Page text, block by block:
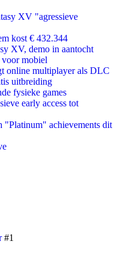
XV "agressieve
kost € 432.344
XV, demo in aantocht
mobiel
online multiplayer als DLC
uitbreiding
fysieke games
early access tot
achievements dit
#1